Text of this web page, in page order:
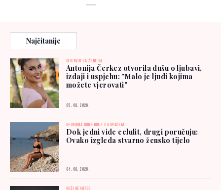
Najčitanije
INTERVJU ZA ŽENE.BA
Antonija Čerkez otvorila dušu o ljubavi,
izdaji i uspjehu: "Malo je ljudi kojima
možete vjerovati"
05. 08. 2026.
GEORGINA RODRIGUEZ U KUPAĆEM
Dok jedni vide celulit, drugi poručuju:
Ovako izgleda stvarno žensko tijelo
04. 08. 2026.
RUŠI REKORDE